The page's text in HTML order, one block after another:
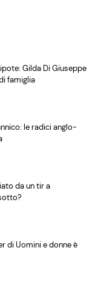
Gilda Di Giuseppe
famiglia
le radici anglo-
da un tir a
di Uomini e donne è